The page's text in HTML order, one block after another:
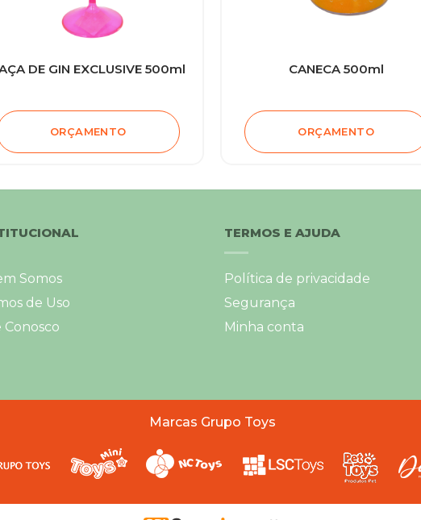
DE GIN EXCLUSIVE 500ml
ORÇAMENTO
CANECA 500ml
ORÇAMENTO
Somos
de Uso
Conosco
TERMOS E AJUDA
Política de privacidade
Segurança
Minha conta
Marcas Grupo Toys